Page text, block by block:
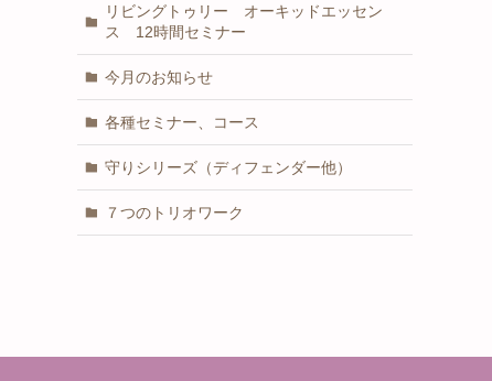
リビングトゥリー オーキッドエッセン
ス 12時間セミナー
今月のお知らせ
各種セミナー、コース
守りシリーズ（ディフェンダー他）
７つのトリオワーク